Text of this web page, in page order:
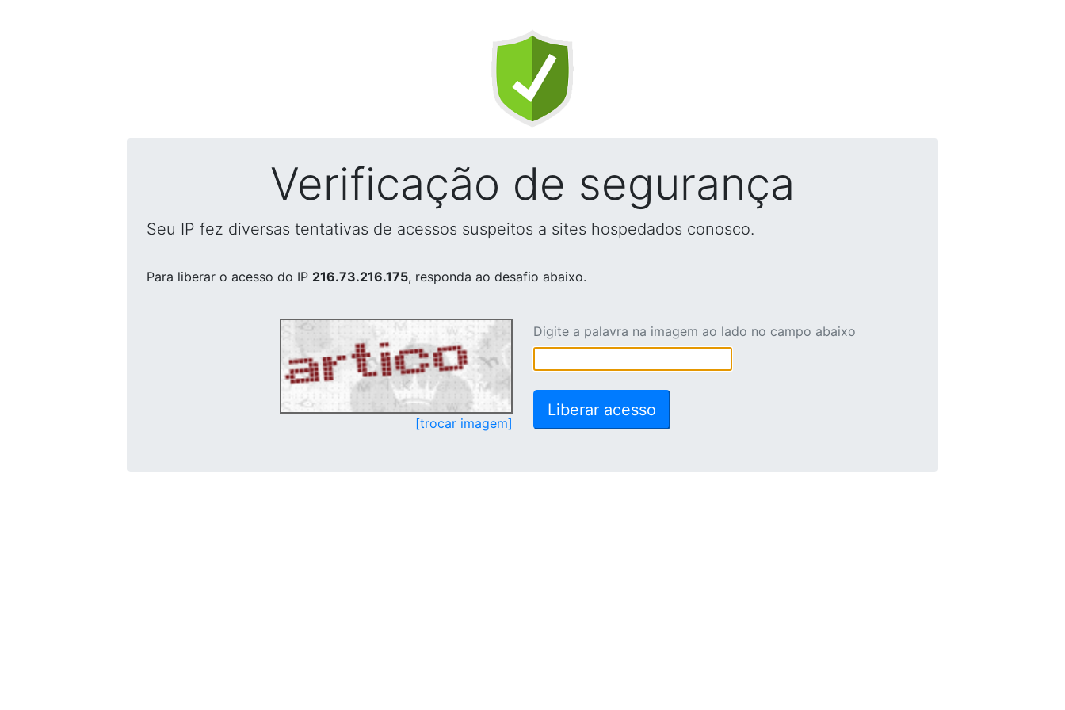
Verificação de segurança
Seu IP fez diversas tentativas de acessos suspeitos a sites hospedados conosco.
Para liberar o acesso do IP 216.73.216.175, responda ao desafio abaixo.
[trocar imagem]
Digite a palavra na imagem ao lado no campo abaixo